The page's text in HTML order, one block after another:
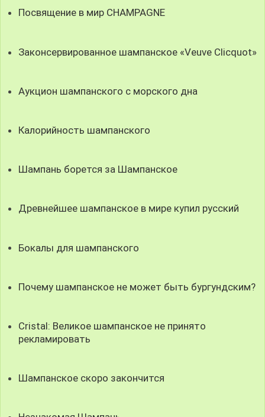
Посвящение в мир CHAMPAGNE
Законсервированное шампанское «Veuve Clicquot»
Аукцион шампанского с морского дна
Калорийность шампанского
Шампань борется за Шампанское
Древнейшее шампанское в мире купил русский
Бокалы для шампанского
Почему шампанское не может быть бургундским?
Cristal: Великое шампанское не принято
рекламировать
Шампанское скоро закончится